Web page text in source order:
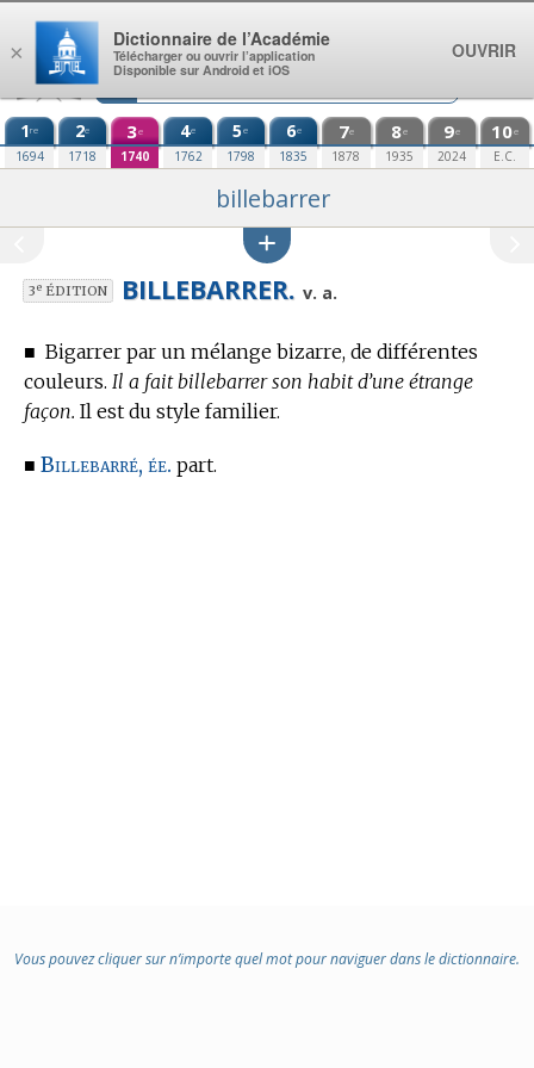
Aller au contenu
1re
1694
2e
1718
3e
1740
4e
1762
5e
1798
6e
1835
7e
1878
8e
1935
9e
2024
10e
E.C.
billebarrer
3eÉDITION BILLEBARRER. v. a.
■ Bigarrer par un mélange bizarre, de différentes
couleurs. Il a fait billebarrer son habit d’une étrange
façon. Il est du style familier.
■ Billebarré, ée. part.
Vous pouvez cliquer sur n’importe quel mot pour naviguer dans le dictionnaire.
×
Dictionnaire de l’Académie
Télécharger ou ouvrir l’application
Disponible sur Android et iOS
OUVRIR